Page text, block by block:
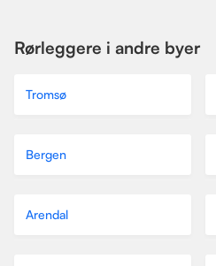
Rørleggere i andre byer
Tromsø
Bergen
Arendal